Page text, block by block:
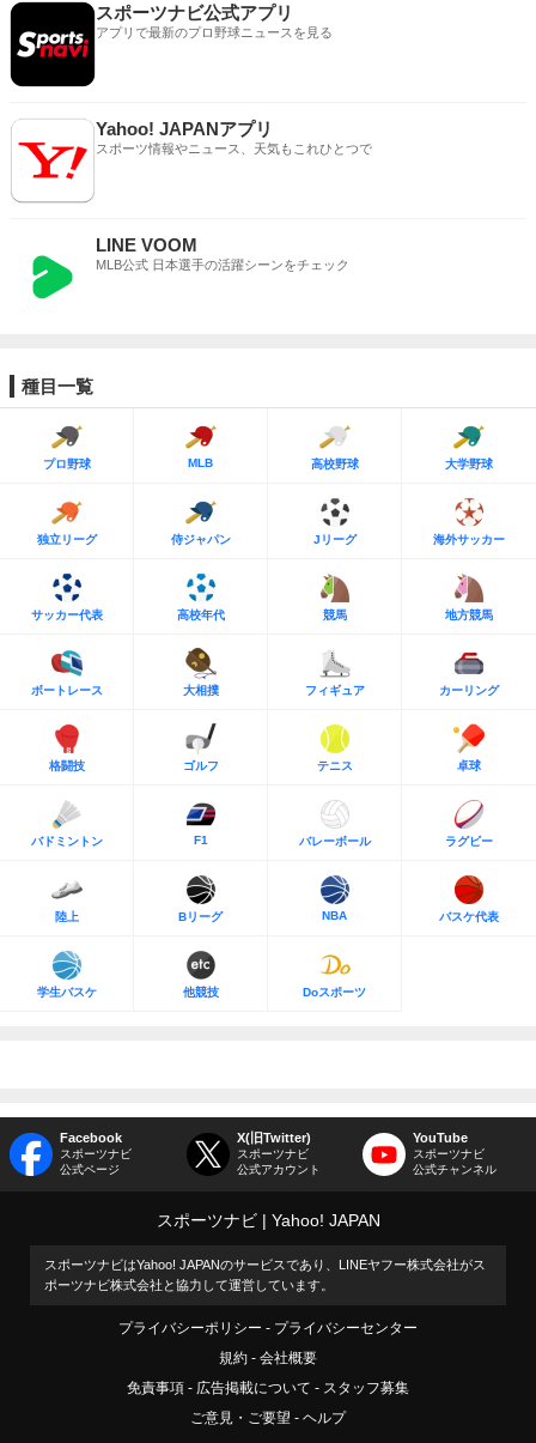
スポーツナビ公式アプリ
アプリで最新のプロ野球ニュースを見る
Yahoo! JAPANアプリ
スポーツ情報やニュース、天気もこれひとつで
LINE VOOM
MLB公式 日本選手の活躍シーンをチェック
種目一覧
プロ野球 MLB 高校野球 大学野球
独立リーグ 侍ジャパン Jリーグ 海外サッカー
サッカー代表 高校年代 競馬 地方競馬
ボートレース 大相撲 フィギュア カーリング
格闘技 ゴルフ テニス 卓球
バドミントン F1 バレーボール ラグビー
陸上 Bリーグ NBA バスケ代表
学生バスケ 他競技 Doスポーツ
Facebook
スポーツナビ
公式ページ
X(旧Twitter)
スポーツナビ
公式アカウント
YouTube
スポーツナビ
公式チャンネル
スポーツナビ Yahoo! JAPAN
スポーツナビはYahoo! JAPANのサービスであり、LINEヤフー株式会社がス
ポーツナビ株式会社と協力して運営しています。
プライバシーポリシー
プライバシーセンター
規約
会社概要
免責事項
広告掲載について
スタッフ募集
ご意見・ご要望
ヘルプ